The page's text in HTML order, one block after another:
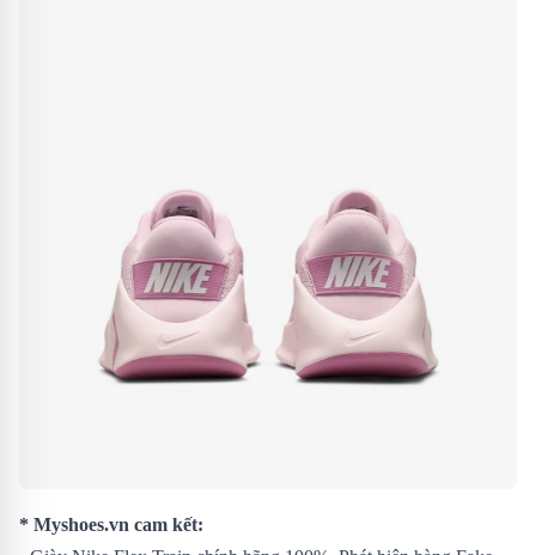
* Myshoes.vn cam kết: